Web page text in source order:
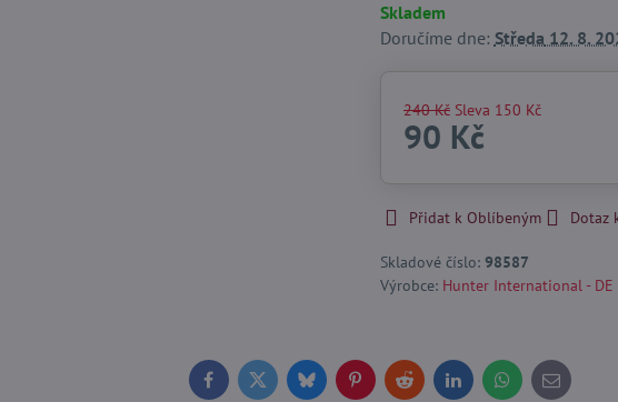
Skladem
Doručíme dne: Středa 12. 8.
240 Kč Sleva 150 Kč
90 Kč
Přidat k Oblíbeným Dotaz
Skladové číslo: 98587
Výrobce: Hunter International - DE
FacebookTwitterBlueskyPinterestRedditLinkedInWhatsApp
E-